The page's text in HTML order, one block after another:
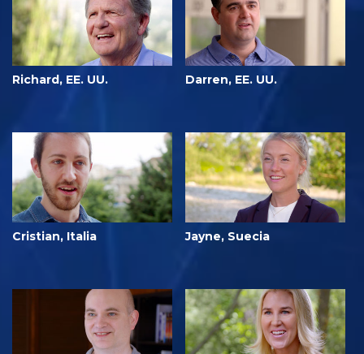
Richard, EE. UU. Darren, EE. UU.
Cristian, Italia Jayne, Suecia